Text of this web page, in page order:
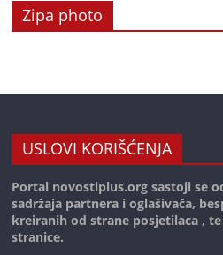
Zipa photo
USLOVI KORIŠĆENJA
Portal novostiplus.org sastoji se
sadržaja partnera i oglašivača,
kreiranih od strane posjetilaca ,
stranice.